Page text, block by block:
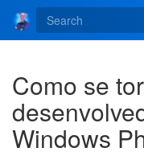
Como se
Windows